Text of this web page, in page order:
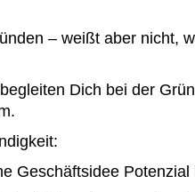
– weißt aber nicht,
Dich bei der
Geschäftsidee Potenzial